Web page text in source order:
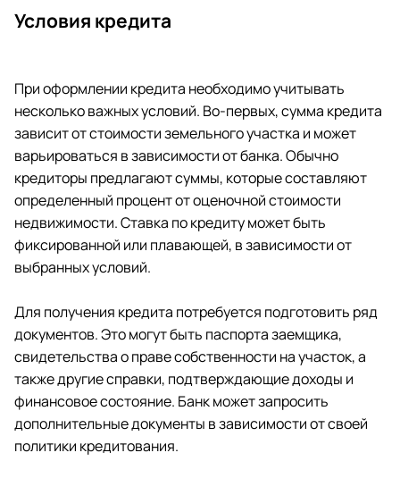
Условия кредита
При оформлении кредита необходимо учитывать
несколько важных условий. Во-первых, сумма кредита
зависит от стоимости земельного участка и может
варьироваться в зависимости от банка. Обычно
кредиторы предлагают суммы, которые составляют
определенный процент от оценочной стоимости
недвижимости. Ставка по кредиту может быть
фиксированной или плавающей, в зависимости от
выбранных условий.
Для получения кредита потребуется подготовить ряд
документов. Это могут быть паспорта заемщика,
свидетельства о праве собственности на участок, а
также другие справки, подтверждающие доходы и
финансовое состояние. Банк может запросить
дополнительные документы в зависимости от своей
политики кредитования.